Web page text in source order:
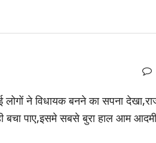
ने विधायक बनने का सपना
पाए,इसमे सबसे बुरा हाल आम आदमी